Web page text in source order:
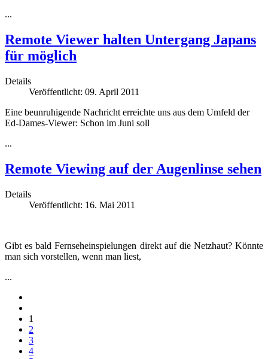
...
Remote Viewer halten Untergang Japans
für möglich
Details
Veröffentlicht: 09. April 2011
Eine beunruhigende Nachricht erreichte uns aus dem Umfeld der
Ed-Dames-Viewer: Schon im Juni soll
...
Remote Viewing auf der Augenlinse sehen
Details
Veröffentlicht: 16. Mai 2011
Gibt es bald Fernseheinspielungen direkt auf die Netzhaut? Könnte
man sich vorstellen, wenn man liest,
...
1
2
3
4